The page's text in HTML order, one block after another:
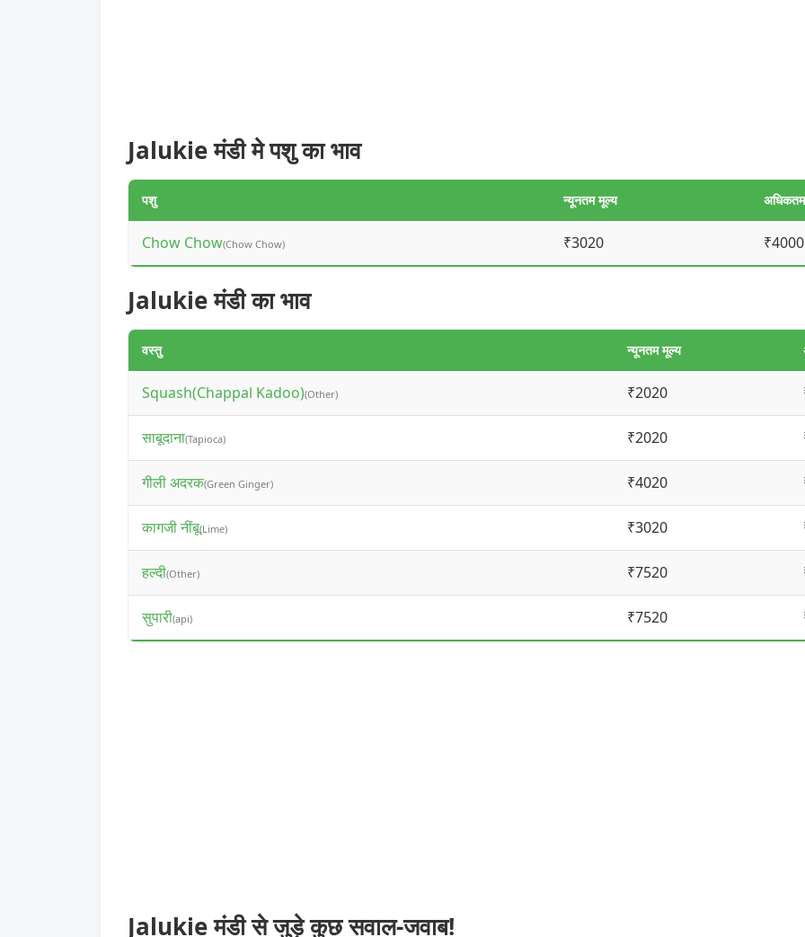
Jalukie मंडी मे पशु का भाव
पशु न्यूनतम मूल्य
Chow Chow(Chow Chow) ₹3020 ₹4000
Jalukie मंडी का भाव
वस्तु न्यूनतम मूल्य
Squash(Chappal Kadoo)(Other) ₹2020
साबूदाना(Tapioca) ₹2020
गीली अदरक(Green Ginger) ₹4020
कागजी नींबू(Lime) ₹3020
हल्दी(Other) ₹7520
सुपारी(api) ₹7520
Jalukie मंडी से जुड़े कुछ सवाल-जवाब!